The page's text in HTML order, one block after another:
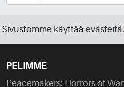
Sivustomme käyttää evästeitä.
PELIMME
Peacemakers: Horrors of War